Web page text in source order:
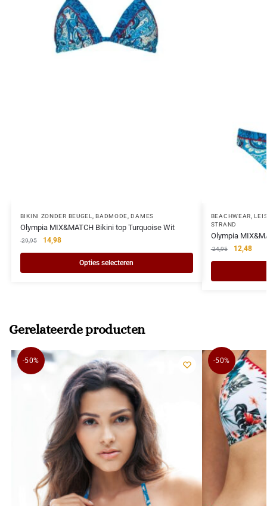
BIKINI ZONDER BEUGEL,BADMODE,DAMES
Olympia MIX&MATCH Bikini top Turquoise Wit
29,95 14,98
Opties selecteren
BEACHWEAR,
STRAND
Olympia
24,95 12,48
Gerelateerde producten
-50% -50%